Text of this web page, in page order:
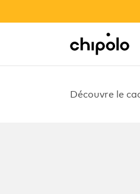
Chipolo -
Integrations
Découvre le